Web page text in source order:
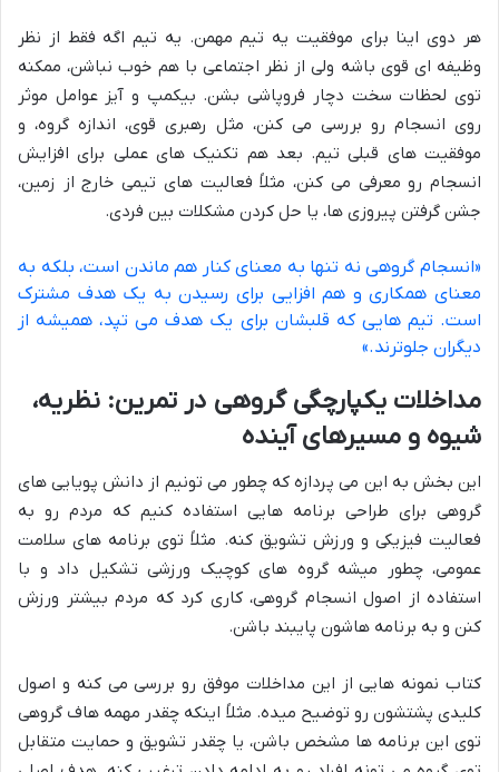
هر دوی اینا برای موفقیت یه تیم مهمن. یه تیم اگه فقط از نظر
وظیفه ای قوی باشه ولی از نظر اجتماعی با هم خوب نباشن، ممکنه
توی لحظات سخت دچار فروپاشی بشن. بیکمپ و آیز عوامل موثر
روی انسجام رو بررسی می کنن، مثل رهبری قوی، اندازه گروه، و
موفقیت های قبلی تیم. بعد هم تکنیک های عملی برای افزایش
انسجام رو معرفی می کنن، مثلاً فعالیت های تیمی خارج از زمین،
جشن گرفتن پیروزی ها، یا حل کردن مشکلات بین فردی.
«انسجام گروهی نه تنها به معنای کنار هم ماندن است، بلکه به
معنای همکاری و هم افزایی برای رسیدن به یک هدف مشترک
است. تیم هایی که قلبشان برای یک هدف می تپد، همیشه از
دیگران جلوترند.»
مداخلات یکپارچگی گروهی در تمرین: نظریه،
شیوه و مسیرهای آینده
این بخش به این می پردازه که چطور می تونیم از دانش پویایی های
گروهی برای طراحی برنامه هایی استفاده کنیم که مردم رو به
فعالیت فیزیکی و ورزش تشویق کنه. مثلاً توی برنامه های سلامت
عمومی، چطور میشه گروه های کوچیک ورزشی تشکیل داد و با
استفاده از اصول انسجام گروهی، کاری کرد که مردم بیشتر ورزش
کنن و به برنامه هاشون پایبند باشن.
کتاب نمونه هایی از این مداخلات موفق رو بررسی می کنه و اصول
کلیدی پشتشون رو توضیح میده. مثلاً اینکه چقدر مهمه هاف گروهی
توی این برنامه ها مشخص باشن، یا چقدر تشویق و حمایت متقابل